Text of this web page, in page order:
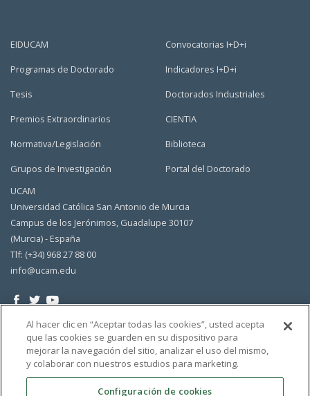
EIDUCAM
Programas de Doctorado
Tesis
Premios Extraordinarios
Normativa/Legislación
Grupos de Investigación
Convocatorias I+D+i
Indicadores I+D+i
Doctorados Industriales
CIENTIA
Biblioteca
Portal del Doctorado
UCAM
Universidad Católica San Antonio de Murcia
Campus de los Jerónimos, Guadalupe 30107
(Murcia) - España
Tlf: (+34) 968 27 88 00
info@ucam.edu
Al hacer clic en “Aceptar todas las cookies”, usted acepta
que las cookies se guarden en su dispositivo para
mejorar la navegación del sitio, analizar el uso del mismo,
y colaborar con nuestros estudios para marketing.
Configuración de cookies